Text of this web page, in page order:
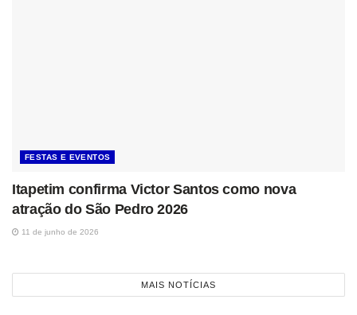
FESTAS E EVENTOS
Itapetim confirma Victor Santos como nova
atração do São Pedro 2026
11 de junho de 2026
MAIS NOTÍCIAS